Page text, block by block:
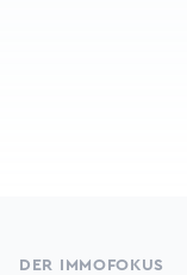
DER IMMOFOKUS